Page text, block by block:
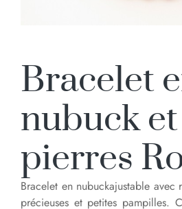
Bracelet
nubuck et
pierres
Bracelet en nubuckajustable avec
précieuses et petites pampilles.